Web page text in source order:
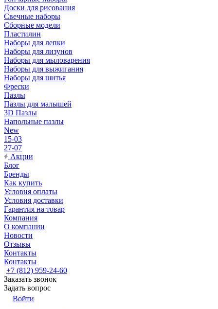
Доски для рисования
Свечные наборы
Сборные модели
Пластилин
Наборы для лепки
Наборы для лизунов
Наборы для мыловарения
Наборы для выжигания
Наборы для шитья
Фрески
Пазлы
Пазлы для малышей
3D Пазлы
Напольные пазлы
New
15-03
27-07
Акции
Блог
Бренды
Как купить
Условия оплаты
Условия доставки
Гарантия на товар
Компания
О компании
Новости
Отзывы
Контакты
Контакты
+7 (812) 959-24-60
Заказать звонок
Задать вопрос
Войти